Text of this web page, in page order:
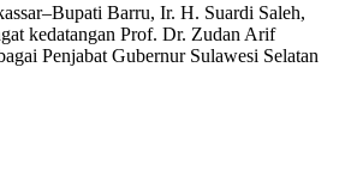
Barru, Ir. H. Suardi Saleh,
kedatangan Prof. Dr. Zudan Arif
Penjabat Gubernur Sulawesi Selatan